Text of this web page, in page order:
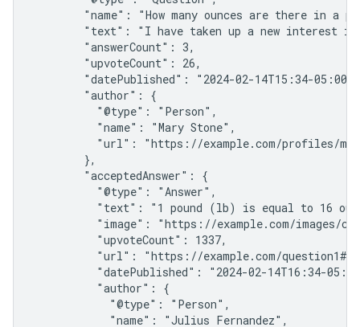
"name": "How many ounces are there in a
"text": "I have taken up a new interest
        "answerCount": 3,
        "upvoteCount": 26,
        "datePublished": "2024-02-14T15:34-05:00",
        "author": {
          "@type": "Person",
          "name": "Mary Stone",
"url": "https://example.com/profiles/
        },
        "acceptedAnswer": {
          "@type": "Answer",
"text": "1 pound (lb) is equal to 16
"image": "https://example.com/images/
          "upvoteCount": 1337,
"url": "https://example.com/
"datePublished": "2024-02-14T16:34-
          "author": {
            "@type": "Person",
            "name": "Julius Fernandez",